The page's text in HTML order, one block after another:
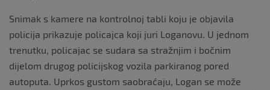
Snimak s kamere na kontrolnoj tabli koju je objavila
policija prikazuje policajca koji juri Loganovu. U jednom
trenutku, policajac se sudara sa stražnjim i bočnim
dijelom drugog policijskog vozila parkiranog pored
autoputa. Uprkos gustom saobraćaju, Logan se može